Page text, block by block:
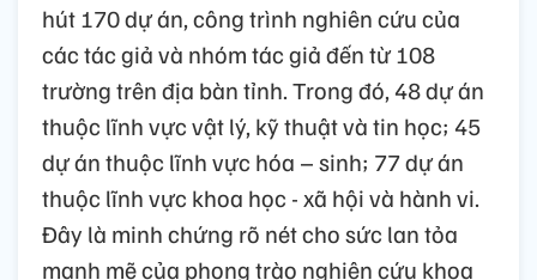
hút 170 dự án, công trình nghiên cứu của
các tác giả và nhóm tác giả đến từ 108
trường trên địa bàn tỉnh. Trong đó, 48 dự án
thuộc lĩnh vực vật lý, kỹ thuật và tin học; 45
dự án thuộc lĩnh vực hóa – sinh; 77 dự án
thuộc lĩnh vực khoa học - xã hội và hành vi.
Đây là minh chứng rõ nét cho sức lan tỏa
mạnh mẽ của phong trào nghiên cứu khoa